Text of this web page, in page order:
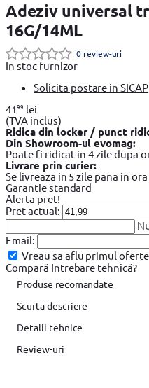
Adeziv universal
16G/14ML
0 review-uri
In stoc furnizor
Solicita postare in SICAP
4199 lei
(TVA inclus)
Ridica din locker / punct
Din Showroom-ul evomag:
Poate fi ridicat in 4 zile dupa
Livrare prin curier:
Se livreaza in 5 zile pana in
Garantie standard
Alerta pret!
Pret actual:
Email:
Vreau sa aflu primul
Compară Intrebare tehnică?
Produse recomandate
Scurta descriere
Detalii tehnice
Review-uri